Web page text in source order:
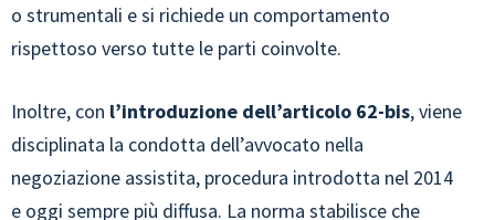
o strumentali e si richiede un comportamento
rispettoso verso tutte le parti coinvolte.
Inoltre, con l’introduzione dell’articolo 62-bis, viene
disciplinata la condotta dell’avvocato nella
negoziazione assistita, procedura introdotta nel 2014
e oggi sempre più diffusa. La norma stabilisce che